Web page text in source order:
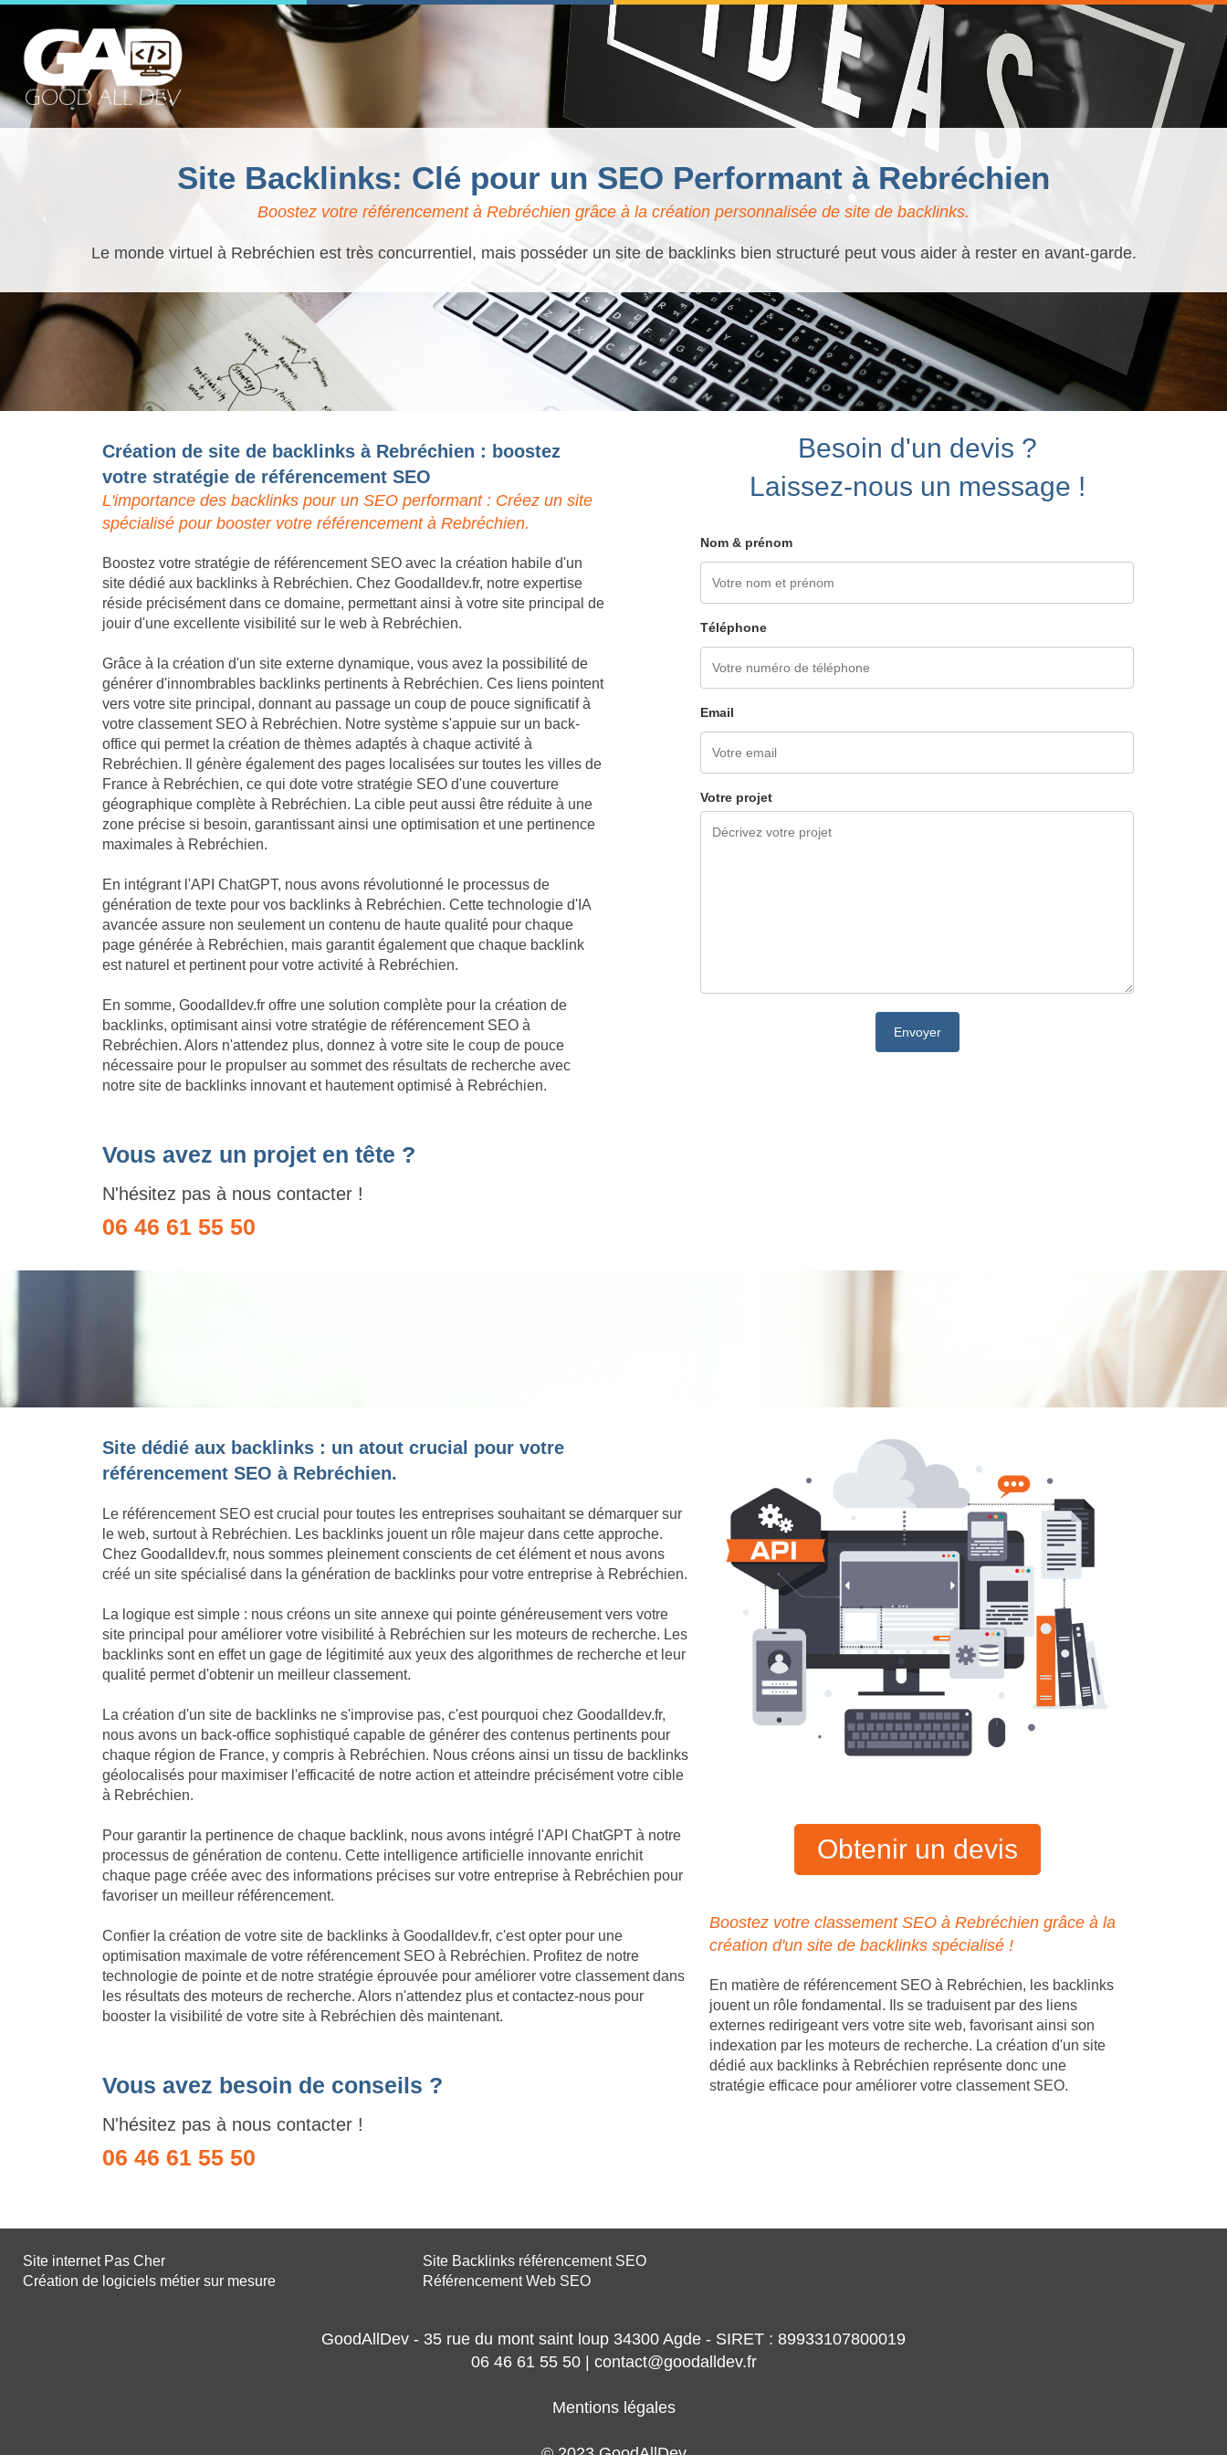
Site Backlinks: Clé pour un SEO Performant à Rebréchien
Boostez votre référencement à Rebréchien grâce à la création personnalisée de site de backlinks.
Le monde virtuel à Rebréchien est très concurrentiel, mais posséder un site de backlinks bien structuré peut vous aider à rester en avant-garde.
Création de site de backlinks à Rebréchien : boostez
votre stratégie de référencement SEO
L'importance des backlinks pour un SEO performant : Créez un site
spécialisé pour booster votre référencement à Rebréchien.
Boostez votre stratégie de référencement SEO avec la création habile d'un
site dédié aux backlinks à Rebréchien. Chez Goodalldev.fr, notre expertise
réside précisément dans ce domaine, permettant ainsi à votre site principal de
jouir d'une excellente visibilité sur le web à Rebréchien.
Grâce à la création d'un site externe dynamique, vous avez la possibilité de
générer d'innombrables backlinks pertinents à Rebréchien. Ces liens pointent
vers votre site principal, donnant au passage un coup de pouce significatif à
votre classement SEO à Rebréchien. Notre système s'appuie sur un back-
office qui permet la création de thèmes adaptés à chaque activité à
Rebréchien. Il génère également des pages localisées sur toutes les villes de
France à Rebréchien, ce qui dote votre stratégie SEO d'une couverture
géographique complète à Rebréchien. La cible peut aussi être réduite à une
zone précise si besoin, garantissant ainsi une optimisation et une pertinence
maximales à Rebréchien.
En intégrant l'API ChatGPT, nous avons révolutionné le processus de
génération de texte pour vos backlinks à Rebréchien. Cette technologie d'IA
avancée assure non seulement un contenu de haute qualité pour chaque
page générée à Rebréchien, mais garantit également que chaque backlink
est naturel et pertinent pour votre activité à Rebréchien.
En somme, Goodalldev.fr offre une solution complète pour la création de
backlinks, optimisant ainsi votre stratégie de référencement SEO à
Rebréchien. Alors n'attendez plus, donnez à votre site le coup de pouce
nécessaire pour le propulser au sommet des résultats de recherche avec
notre site de backlinks innovant et hautement optimisé à Rebréchien.
Vous avez un projet en tête ?
N'hésitez pas à nous contacter !
06 46 61 55 50
Besoin d'un devis ?
Laissez-nous un message !
Nom & prénom
Téléphone
Email
Votre projet
Site dédié aux backlinks : un atout crucial pour votre
référencement SEO à Rebréchien.
Le référencement SEO est crucial pour toutes les entreprises souhaitant se démarquer sur
le web, surtout à Rebréchien. Les backlinks jouent un rôle majeur dans cette approche.
Chez Goodalldev.fr, nous sommes pleinement conscients de cet élément et nous avons
créé un site spécialisé dans la génération de backlinks pour votre entreprise à Rebréchien.
La logique est simple : nous créons un site annexe qui pointe généreusement vers votre
site principal pour améliorer votre visibilité à Rebréchien sur les moteurs de recherche. Les
backlinks sont en effet un gage de légitimité aux yeux des algorithmes de recherche et leur
qualité permet d'obtenir un meilleur classement.
La création d'un site de backlinks ne s'improvise pas, c'est pourquoi chez Goodalldev.fr,
nous avons un back-office sophistiqué capable de générer des contenus pertinents pour
chaque région de France, y compris à Rebréchien. Nous créons ainsi un tissu de backlinks
géolocalisés pour maximiser l'efficacité de notre action et atteindre précisément votre cible
à Rebréchien.
Pour garantir la pertinence de chaque backlink, nous avons intégré l'API ChatGPT à notre
processus de génération de contenu. Cette intelligence artificielle innovante enrichit
chaque page créée avec des informations précises sur votre entreprise à Rebréchien pour
favoriser un meilleur référencement.
Confier la création de votre site de backlinks à Goodalldev.fr, c'est opter pour une
optimisation maximale de votre référencement SEO à Rebréchien. Profitez de notre
technologie de pointe et de notre stratégie éprouvée pour améliorer votre classement dans
les résultats des moteurs de recherche. Alors n'attendez plus et contactez-nous pour
booster la visibilité de votre site à Rebréchien dès maintenant.
Vous avez besoin de conseils ?
N'hésitez pas à nous contacter !
06 46 61 55 50
Obtenir un devis
Boostez votre classement SEO à Rebréchien grâce à la
création d'un site de backlinks spécialisé !
En matière de référencement SEO à Rebréchien, les backlinks
jouent un rôle fondamental. Ils se traduisent par des liens
externes redirigeant vers votre site web, favorisant ainsi son
indexation par les moteurs de recherche. La création d'un site
dédié aux backlinks à Rebréchien représente donc une
stratégie efficace pour améliorer votre classement SEO.
Site internet Pas Cher
Création de logiciels métier sur mesure
Site Backlinks référencement SEO
Référencement Web SEO
GoodAllDev - 35 rue du mont saint loup 34300 Agde - SIRET : 89933107800019
06 46 61 55 50 | contact@goodalldev.fr
Mentions légales